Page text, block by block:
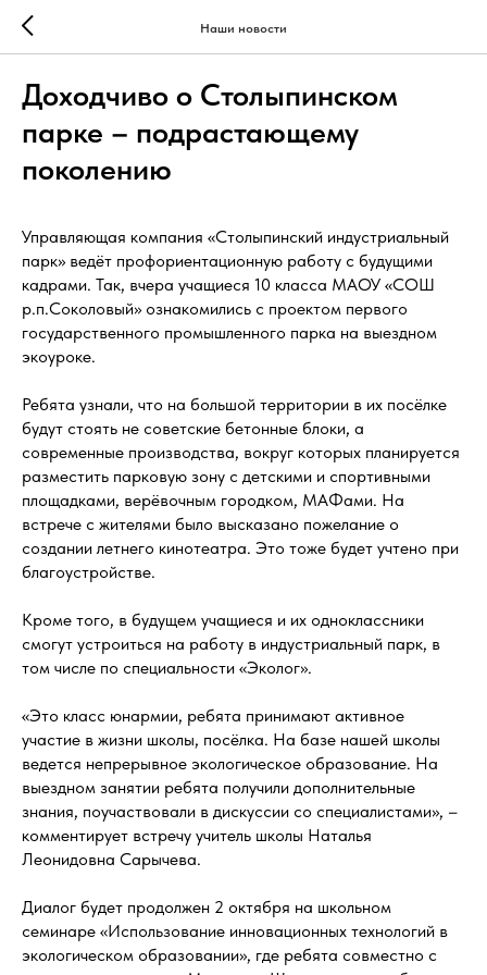
Наши новости
Доходчиво о Столыпинском
парке – подрастающему
поколению
Управляющая компания «Столыпинский индустриальный
парк» ведёт профориентационную работу с будущими
кадрами. Так, вчера учащиеся 10 класса МАОУ «СОШ
р.п.Соколовый» ознакомились с проектом первого
государственного промышленного парка на выездном
экоуроке.
Ребята узнали, что на большой территории в их посёлке
будут стоять не советские бетонные блоки, а
современные производства, вокруг которых планируется
разместить парковую зону с детскими и спортивными
площадками, верёвочным городком, МАФами. На
встрече с жителями было высказано пожелание о
создании летнего кинотеатра. Это тоже будет учтено при
благоустройстве.
Кроме того, в будущем учащиеся и их одноклассники
смогут устроиться на работу в индустриальный парк, в
том числе по специальности «Эколог».
«Это класс юнармии, ребята принимают активное
участие в жизни школы, посёлка. На базе нашей школы
ведется непрерывное экологическое образование. На
выездном занятии ребята получили дополнительные
знания, поучаствовали в дискуссии со специалистами», –
комментирует встречу учитель школы Наталья
Леонидовна Сарычева.
Диалог будет продолжен 2 октября на школьном
семинаре «Использование инновационных технологий в
экологическом образовании», где ребята совместно с